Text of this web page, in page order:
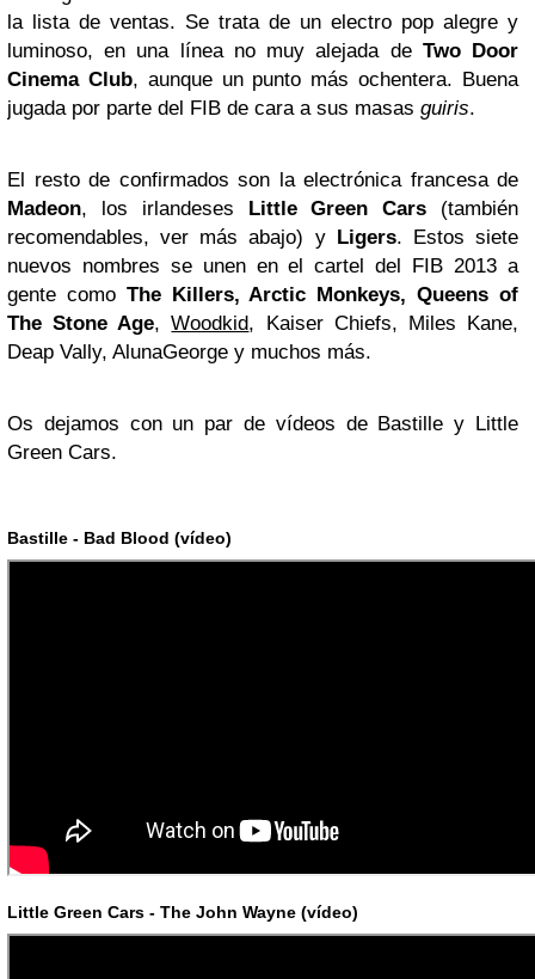
la lista de ventas. Se trata de un electro pop alegre y
luminoso, en una línea no muy alejada de Two Door
Cinema Club, aunque un punto más ochentera. Buena
jugada por parte del FIB de cara a sus masas guiris.
El resto de confirmados son la electrónica francesa de
Madeon, los irlandeses Little Green Cars (también
recomendables, ver más abajo) y Ligers. Estos siete
nuevos nombres se unen en el cartel del FIB 2013 a
gente como The Killers, Arctic Monkeys, Queens of
The Stone Age,Woodkid, Kaiser Chiefs, Miles Kane,
Deap Vally, AlunaGeorge y muchos más.
Os dejamos con un par de vídeos de Bastille y Little
Green Cars.
Bastille - Bad Blood (vídeo)
Little Green Cars - The John Wayne (vídeo)